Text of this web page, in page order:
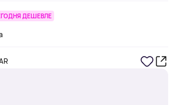
ДЕШЕВЛЕ